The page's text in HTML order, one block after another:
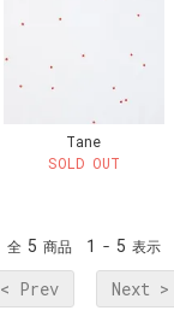
Tane
SOLD OUT
全 5 商品 1 - 5 表示
< Prev Next >